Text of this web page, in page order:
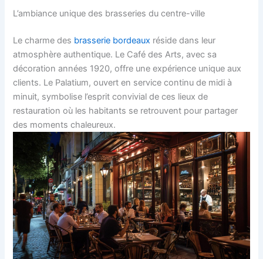
L’ambiance unique des brasseries du centre-ville
Le charme des brasserie bordeaux réside dans leur
atmosphère authentique. Le Café des Arts, avec sa
décoration années 1920, offre une expérience unique aux
clients. Le Palatium, ouvert en service continu de midi à
minuit, symbolise l’esprit convivial de ces lieux de
restauration où les habitants se retrouvent pour partager
des moments chaleureux.